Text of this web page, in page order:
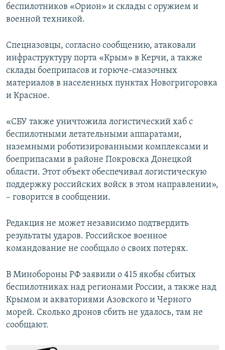
беспилотников «Орион» и склады с оружием и
военной техникой.
Спецназовцы, согласно сообщению, атаковали
инфраструктуру порта «Крым» в Керчи, а также
склады боеприпасов и горюче-смазочных
материалов в населенных пунктах Новогригоровка
и Красное.
«СБУ также уничтожила логистический хаб с
беспилотными летательными аппаратами,
наземными роботизированными комплексами и
боеприпасами в районе Покровска Донецкой
области. Этот объект обеспечивал логистическую
поддержку российских войск в этом направлении»,
– говорится в сообщении.
Редакция не может независимо подтвердить
результаты ударов. Российское военное
командование не сообщало о своих потерях.
В Минобороны РФ заявили о 415 якобы сбитых
беспилотниках над регионами России, а также над
Крымом и акваториями Азовского и Черного
морей. Сколько дронов сбить не удалось, там не
сообщают.